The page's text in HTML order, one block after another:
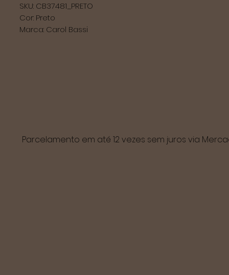
SKU: CB37481_PRETO
Cor: Preto
Marca: Carol Bassi
Parcelamento em até 12 vezes sem juros via